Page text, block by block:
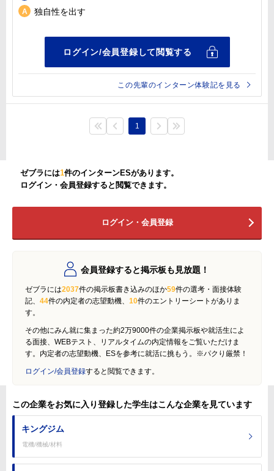
独自性を出す
この先輩のインターン体験記を見る
1
ゼブラには1件のインターンESがあります。
ログイン・会員登録すると閲覧できます。
ログイン・会員登録
会員登録すると掲示板も見放題！
ゼブラには2037件の掲示板書き込みのほか59件の選考・面接体験
記、 44件の内定者の志望動機、 10件のエントリーシートがありま
す。
その他にみん就に集まった約2万9000件の企業掲示板や就活生によ
る面接、WEBテスト、リアルタイムの内定情報をご覧いただけま
す。内定者の志望動機、ESを参考に就活に挑もう。※パクり厳禁！
ログイン/会員登録すると閲覧できます。
この企業をお気に入り登録した学生はこんな企業を見ています
キングジム
電機/機械/材料